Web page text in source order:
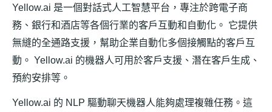
Yellow.ai 是一個對話式人工智慧平台，專注於跨電子商
務、銀行和酒店等各個行業的客戶互動和自動化。 它提供
無縫的全通路支援，幫助企業自動化多個接觸點的客戶互
動。 Yellow.ai 的機器人可用於客戶支援、潛在客戶生成、
預約安排等。
Yellow.ai 的 NLP 驅動聊天機器人能夠處理複雜任務。這